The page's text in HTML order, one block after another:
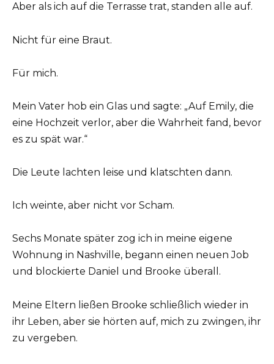
Aber als ich auf die Terrasse trat, standen alle auf.
Nicht für eine Braut.
Für mich.
Mein Vater hob ein Glas und sagte: „Auf Emily, die
eine Hochzeit verlor, aber die Wahrheit fand, bevor
es zu spät war.“
Die Leute lachten leise und klatschten dann.
Ich weinte, aber nicht vor Scham.
Sechs Monate später zog ich in meine eigene
Wohnung in Nashville, begann einen neuen Job
und blockierte Daniel und Brooke überall.
Meine Eltern ließen Brooke schließlich wieder in
ihr Leben, aber sie hörten auf, mich zu zwingen, ihr
zu vergeben.